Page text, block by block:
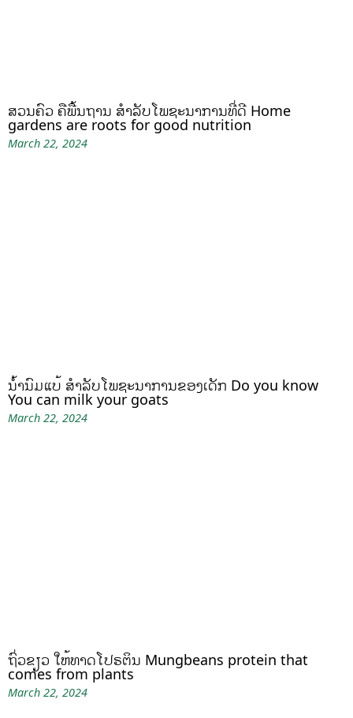
ສວນຄົວ ຄືພື້ນຖານ ສໍາລັບໂພຊະນາການທີ່ດີ Home
gardens are roots for good nutrition
March 22, 2024
ນໍ້ານົມແບ້ ສຳລັບໂພຊະນາການຂອງເດັກ Do you know
You can milk your goats
March 22, 2024
ຖົ່ວຂຽວ ໃຫ້ທາດໂປຣຕິນ Mungbeans protein that
comes from plants
March 22, 2024